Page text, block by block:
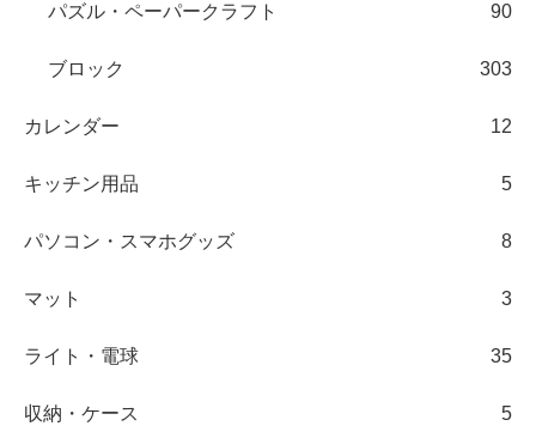
パズル・ペーパークラフト 90
ブロック 303
カレンダー 12
キッチン用品 5
パソコン・スマホグッズ 8
マット 3
ライト・電球 35
収納・ケース 5